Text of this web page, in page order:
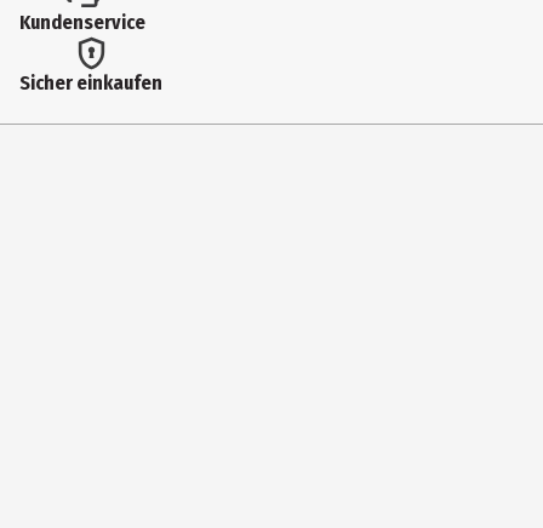
small foot Kaufmannsläden
Zielgruppe
Kundenservice
Sicher einkaufen